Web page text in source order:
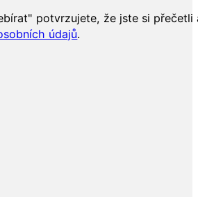
potvrzujete, že jste si přečetli
údajů.